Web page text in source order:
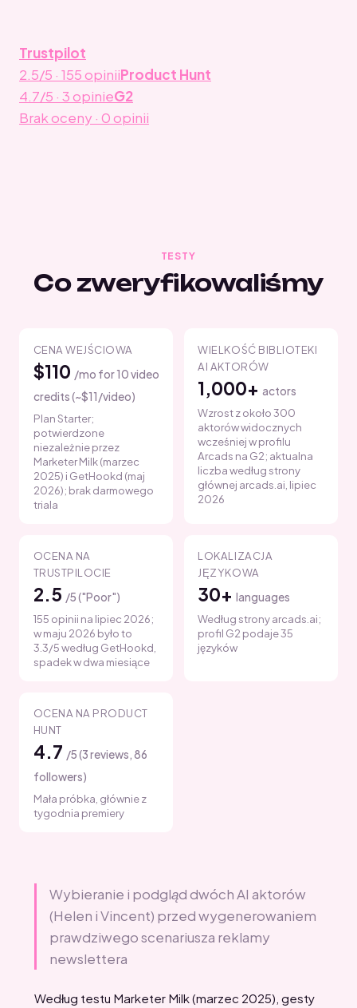
Trustpilot
2.5/5 · 155 opiniiProduct Hunt
4.7/5 · 3 opinieG2
Brak oceny · 0 opinii
TESTY
Co zweryfikowaliśmy
CENA WEJŚCIOWA
$110 /mo for 10 video
credits (~$11/video)
Plan Starter;
potwierdzone
niezależnie przez
Marketer Milk (marzec
2025) i GetHookd (maj
2026); brak darmowego
triala
WIELKOŚĆ BIBLIOTEKI
AI AKTORÓW
1,000+actors
Wzrost z około 300
aktorów widocznych
wcześniej w profilu
Arcads na G2; aktualna
liczba według strony
głównej arcads.ai, lipiec
2026
OCENA NA
TRUSTPILOCIE
2.5 /5 ("Poor")
155 opinii na lipiec 2026;
w maju 2026 było to
3.3/5 według GetHookd,
spadek w dwa miesiące
LOKALIZACJA
JĘZYKOWA
30+languages
Według strony arcads.ai;
profil G2 podaje 35
języków
OCENA NA PRODUCT
HUNT
4.7 /5 (3 reviews, 86
followers)
Mała próbka, głównie z
tygodnia premiery
Wybieranie i podgląd dwóch AI aktorów
(Helen i Vincent) przed wygenerowaniem
prawdziwego scenariusza reklamy
newslettera
Według testu Marketer Milk (marzec 2025), gesty